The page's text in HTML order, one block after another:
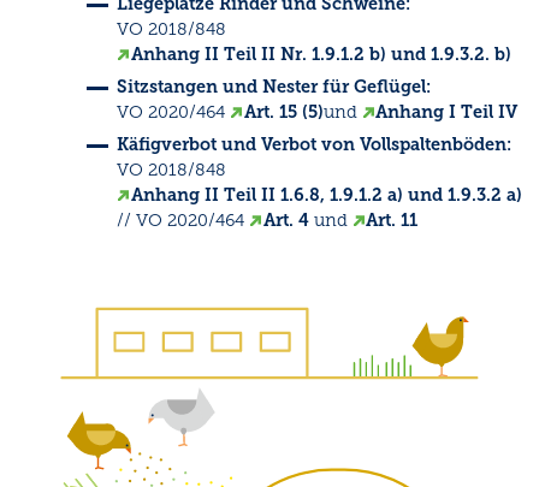
VO 2018/848
Anhang II Teil II Nr. 1.9.1.2 b) und 1.9.3.2. b)
Sitzstangen und Nester für Geflügel:
VO 2020/464
Art. 15 (5)und
Anhang I Teil IV
Käfigverbot und Verbot von Vollspaltenböden:
VO 2018/848
Anhang II Teil II 1.6.8, 1.9.1.2 a) und 1.9.3.2 a)
// VO 2020/464
Art. 4und Art. 11